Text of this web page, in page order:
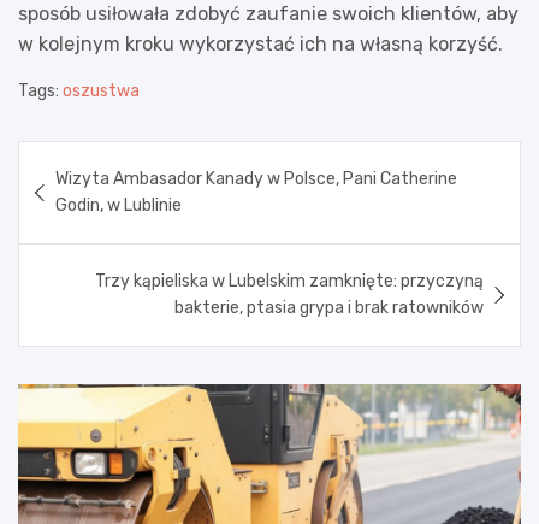
sposób usiłowała zdobyć zaufanie swoich klientów, aby
w kolejnym kroku wykorzystać ich na własną korzyść.
Tags: oszustwa
wpisu
Wizyta Ambasador Kanady w Polsce, Pani Catherine
Godin, w Lublinie
Trzy kąpieliska w Lubelskim zamknięte: przyczyną
bakterie, ptasia grypa i brak ratowników